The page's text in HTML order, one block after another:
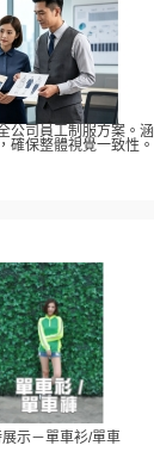
公司員工制服方案。涵
確保整體視覺一致性。
示－單車衫/單車